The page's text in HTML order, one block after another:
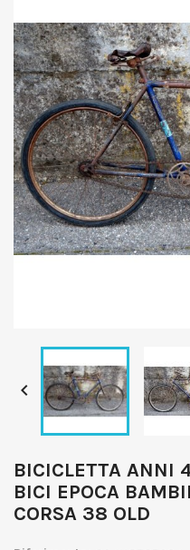

BICICLETTA ANNI
BICI EPOCA
CORSA 38 OLD